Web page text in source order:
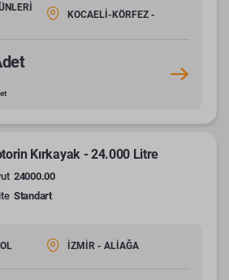
KOCAELİ-KÖRFEZ -
Kırkayak - 24.000 Litre
24000.00
Standart
İZMİR - ALİAĞA